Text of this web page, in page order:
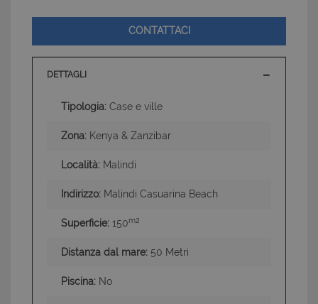
CONTATTACI
DETTAGLI
Tipologia: Case e ville
Zona: Kenya & Zanzibar
Località: Malindi
Indirizzo: Malindi Casuarina Beach
Superficie: 150m2
Distanza dal mare: 50 Metri
Piscina: No